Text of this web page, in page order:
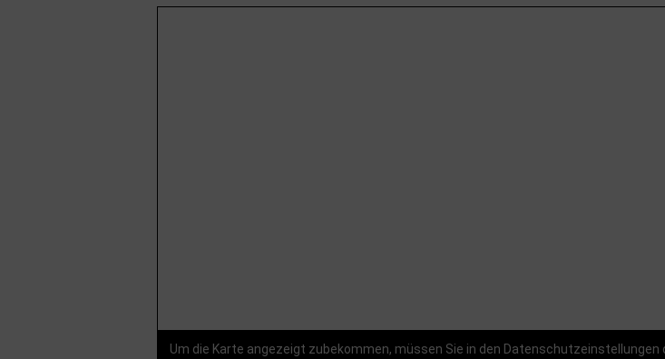
Um die Karte angezeigt zubekommen, müssen Sie in den Datenschutzeinstellungen